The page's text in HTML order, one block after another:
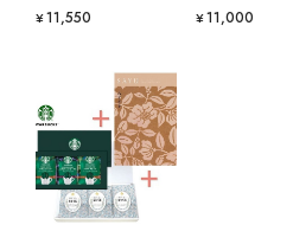
¥11,550 ¥11,000